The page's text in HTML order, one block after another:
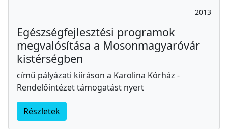
2013
Egészségfejlesztési programok
megvalósítása a Mosonmagyaróvár
kistérségben
című pályázati kiíráson a Karolina Kórház -
Rendelőintézet támogatást nyert
Részletek